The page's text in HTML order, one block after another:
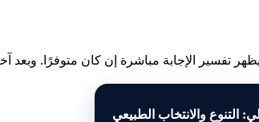
تفسير الإجابة مباشرة إن كان متوفرًا. وبعد
التنوع والانتخاب الطبيعي